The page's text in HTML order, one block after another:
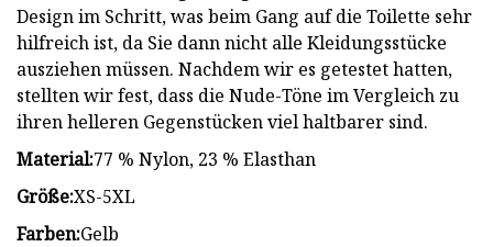
Design im Schritt, was beim Gang auf die Toilette sehr
hilfreich ist, da Sie dann nicht alle Kleidungsstücke
ausziehen müssen. Nachdem wir es getestet hatten,
stellten wir fest, dass die Nude-Töne im Vergleich zu
ihren helleren Gegenstücken viel haltbarer sind.
Material:77 % Nylon, 23 % Elasthan
Größe:XS-5XL
Farben:Gelb